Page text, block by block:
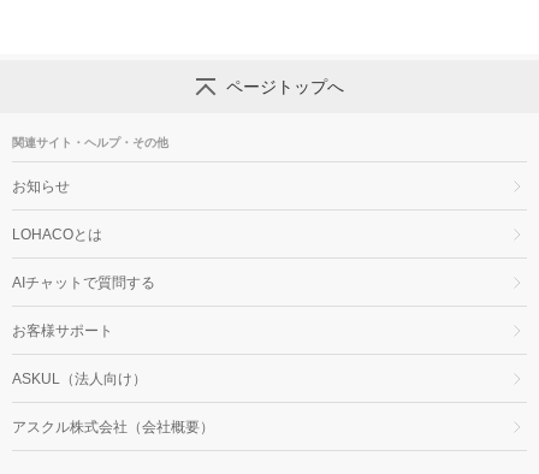
ページトップへ
関連サイト・ヘルプ・その他
お知らせ
LOHACOとは
AIチャットで質問する
お客様サポート
ASKUL（法人向け）
アスクル株式会社（会社概要）